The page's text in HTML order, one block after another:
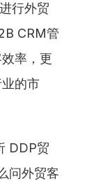
行外贸
CRM管
率，更
的市
DDP贸
问外贸客